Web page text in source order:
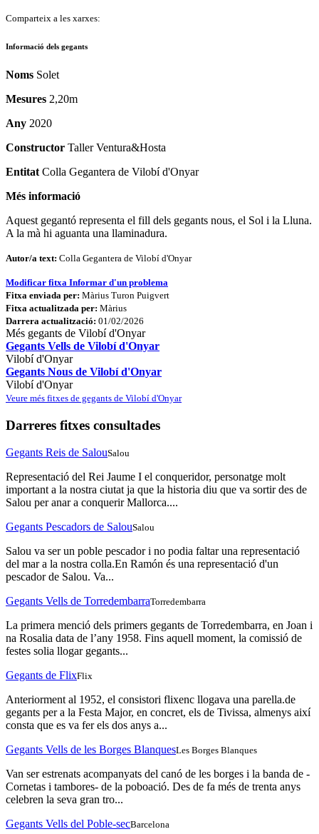
Comparteix a les xarxes:
Informació dels gegants
Noms Solet
Mesures 2,20m
Any 2020
Constructor Taller Ventura&Hosta
Entitat Colla Gegantera de Vilobí d'Onyar
Més informació
Aquest gegantó representa el fill dels gegants nous, el Sol i la Lluna.
A la mà hi aguanta una llaminadura.
Autor/a text: Colla Gegantera de Vilobí d'Onyar
Modificar fitxa Informar d'un problema
Fitxa enviada per: Màrius Turon Puigvert
Fitxa actualitzada per: Màrius
Darrera actualització: 01/02/2026
Més gegants de Vilobí d'Onyar
Gegants Vells de Vilobí d'Onyar
Vilobí d'Onyar
Gegants Nous de Vilobí d'Onyar
Vilobí d'Onyar
Veure més fitxes de gegants de Vilobí d'Onyar
Darreres fitxes consultades
Gegants Reis de SalouSalou
Representació del Rei Jaume I el conqueridor, personatge molt
important a la nostra ciutat ja que la historia diu que va sortir des de
Salou per anar a conquerir Mallorca....
Gegants Pescadors de SalouSalou
Salou va ser un poble pescador i no podia faltar una representació
del mar a la nostra colla.En Ramón és una representació d'un
pescador de Salou. Va...
Gegants Vells de TorredembarraTorredembarra
La primera menció dels primers gegants de Torredembarra, en Joan i
na Rosalia data de l’any 1958. Fins aquell moment, la comissió de
festes solia llogar gegants...
Gegants de FlixFlix
Anteriorment al 1952, el consistori flixenc llogava una parella.de
gegants per a la Festa Major, en concret, els de Tivissa, almenys així
consta que es va fer els dos anys a...
Gegants Vells de les Borges BlanquesLes Borges Blanques
Van ser estrenats acompanyats del canó de les borges i la banda de -
Cornetas i tambores- de la poboació. Des de fa més de trenta anys
celebren la seva gran tro...
Gegants Vells del Poble-secBarcelona